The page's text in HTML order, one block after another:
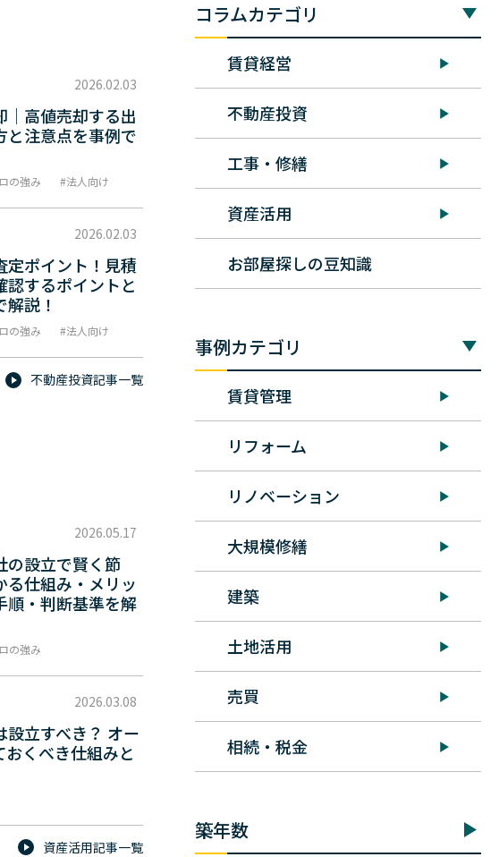
2026.02.03
｜高値売却する出
と注意点を事例で
の強み 法人向け
2026.02.03
定ポイント！見積
認するポイントと
説！
の強み 法人向け
不動産投資記事一覧
2026.05.17
の設立で賢く節
る仕組み・メリッ
順・判断基準を解
の強み
2026.03.08
設立すべき？ オー
おくべき仕組みと
資産活用記事一覧
コラムカテゴリ
賃貸経営
不動産投資
工事・修繕
資産活用
お部屋探しの豆知識
事例カテゴリ
賃貸管理
リフォーム
リノベーション
大規模修繕
建築
土地活用
売買
相続・税金
築年数